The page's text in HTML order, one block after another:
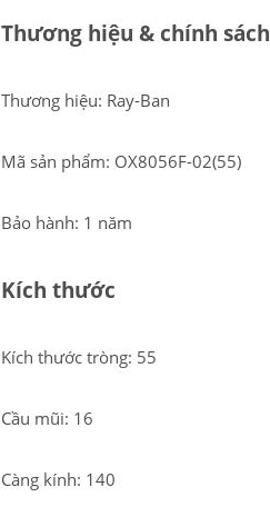
Thương hiệu & chính sách
Thương hiệu: Ray-Ban
Mã sản phẩm: OX8056F-02(55)
Bảo hành: 1 năm
Kích thước
Kích thước tròng: 55
Cầu mũi: 16
Càng kính: 140